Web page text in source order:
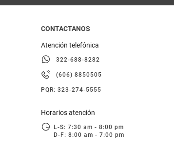
hogar
tecnología
moda
CONTACTANOS
Atención telefónica
322-688-8282
(606) 8850505
PQR: 323-274-5555
Horarios atención
L-S: 7:30 am - 8:00 pm
D-F: 8:00 am - 7:00 pm